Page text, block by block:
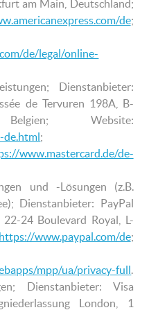
am Main, Deutschland;
de;
de/legal/online-
Dienstanbieter:
de Tervuren 198A, B-
Website:
de.html;
www.mastercard.de/de-
und -Lösungen (z.B.
Dienstanbieter: PayPal
22-24 Boulevard Royal, L-
https://www.paypal.com/de;
mpp/ua/privacy-full.
Dienstanbieter: Visa
London, 1